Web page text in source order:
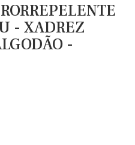
- XADREZ
-